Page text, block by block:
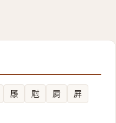
㞙 屗 屙
屛